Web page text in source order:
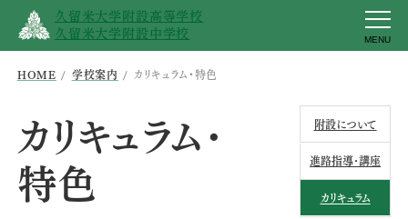
久留米大学附設高等学校
久留米大学附設中学校
MENU
HOME 学校案内 カリキュラム･特色
カリキュラム･
特色
附設について
進路指導･講座
カリキュラム